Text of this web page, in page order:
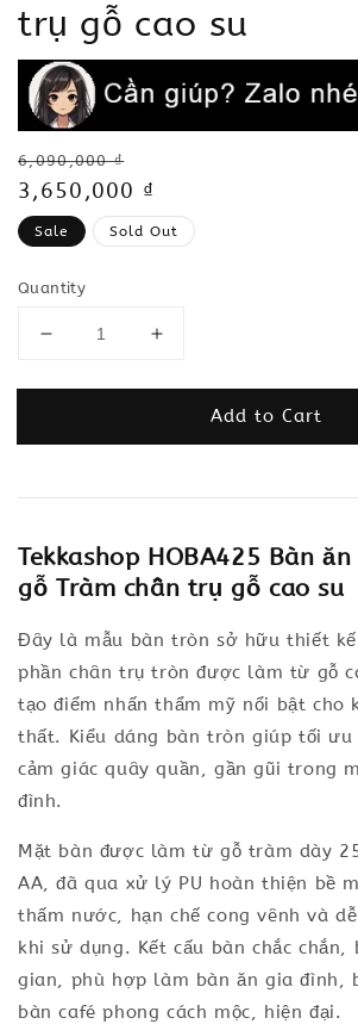
trụ gỗ cao su
Regular
price
6,090,000 ₫
Sale
price
3,650,000 ₫
Sale Sold Out
Quantity
Add to Cart
Tekkashop HOBA425 Bàn
gỗ Tràm chân trụ gỗ cao su
Đây là mẫu bàn tròn sở hữu thiết kế
phần chân trụ tròn được làm từ gỗ
tạo điểm nhấn thẩm mỹ nổi bật cho
thất. Kiểu dáng bàn tròn giúp tối
cảm giác quây quần, gần gũi trong
đình.
Mặt bàn được làm từ gỗ tràm dày
AA, đã qua xử lý PU hoàn thiện bề
thấm nước, hạn chế cong vênh và
khi sử dụng. Kết cấu bàn chắc
gian, phù hợp làm bàn ăn gia đình,
bàn café phong cách mộc, hiện đại.